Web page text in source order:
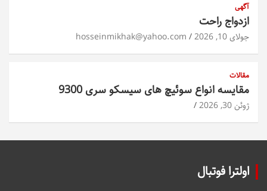
آگهی
ازدواج راحت
جولای 10, 2026 hosseinmikhak@yahoo.com
مقالات
مقایسه انواع سوئیچ های سیسکو سری 9300
ژوئن 30, 2026
اولترا فوتبال